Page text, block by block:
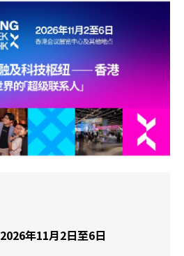
2026年11月2日至6日